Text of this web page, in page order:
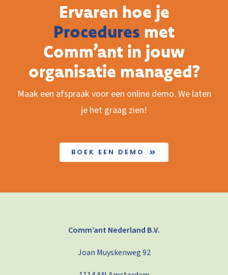
Ervaren hoe je
Procedures met
Comm’ant in jouw
organisatie managed?
Maak een afspraak voor een online demo. We laten
je het graag zien!
BOEK EEN DEMO
Comm’ant Nederland B.V.
Joan Muyskenweg 92